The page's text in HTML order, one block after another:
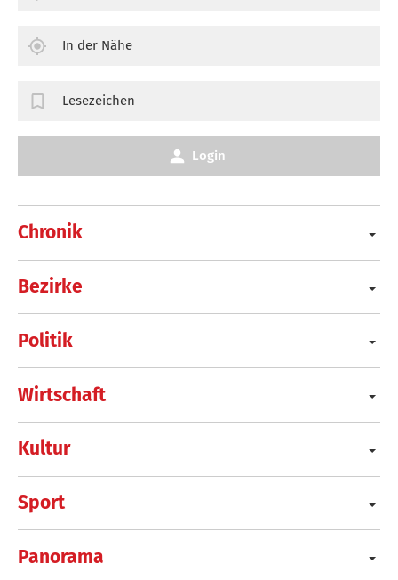
Chronik
Bezirke
Politik
Wirtschaft
Kultur
Sport
Panorama
In der Nähe
Lesezeichen
Login